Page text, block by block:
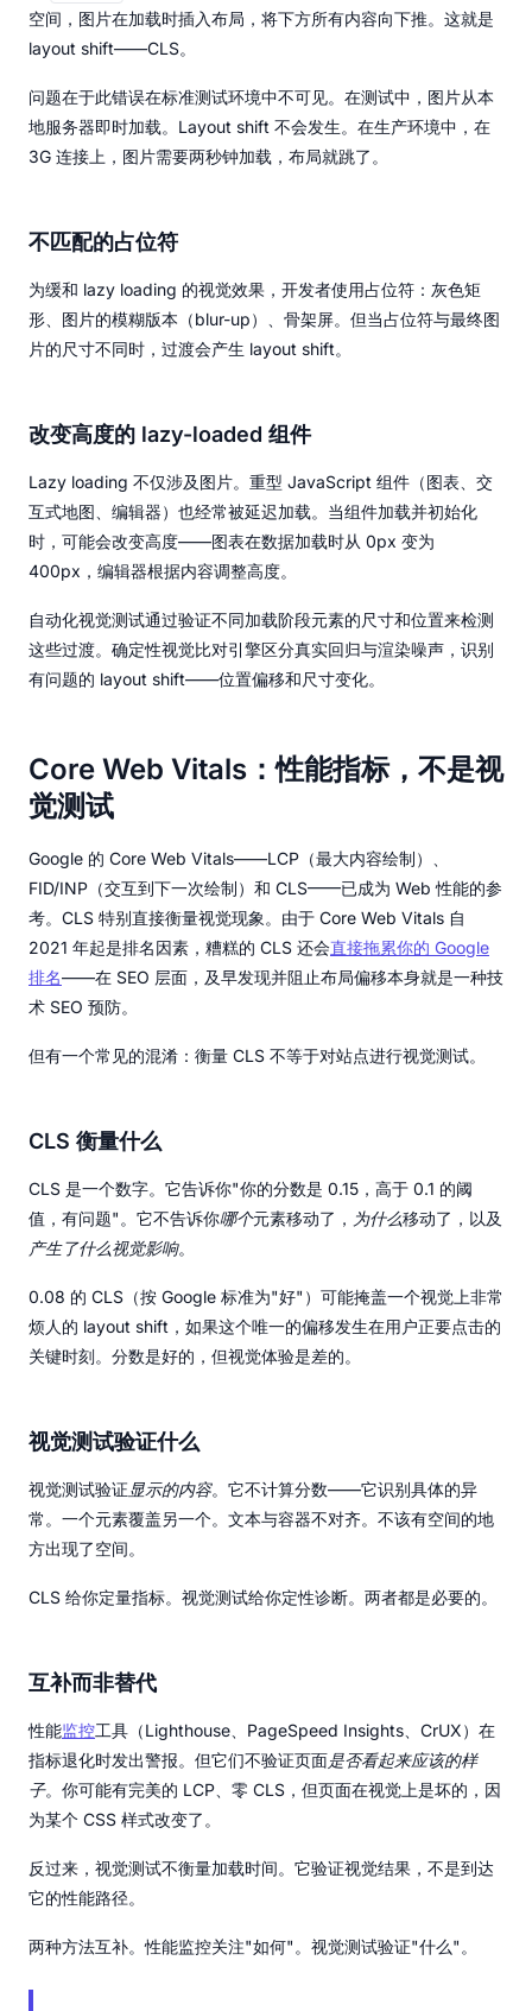
空间，图片在加载时插入布局，将下方所有内容向下推。这就是
layout shift——CLS。
问题在于此错误在标准测试环境中不可见。在测试中，图片从本
地服务器即时加载。Layout shift 不会发生。在生产环境中，在
3G 连接上，图片需要两秒钟加载，布局就跳了。
不匹配的占位符
为缓和 lazy loading 的视觉效果，开发者使用占位符：灰色矩
形、图片的模糊版本（blur-up）、骨架屏。但当占位符与最终图
片的尺寸不同时，过渡会产生 layout shift。
改变高度的 lazy-loaded 组件
Lazy loading 不仅涉及图片。重型 JavaScript 组件（图表、交
互式地图、编辑器）也经常被延迟加载。当组件加载并初始化
时，可能会改变高度——图表在数据加载时从 0px 变为
400px，编辑器根据内容调整高度。
自动化视觉测试通过验证不同加载阶段元素的尺寸和位置来检测
这些过渡。确定性视觉比对引擎区分真实回归与渲染噪声，识别
有问题的 layout shift——位置偏移和尺寸变化。
Core Web Vitals：性能指标，不是视
觉测试
Google 的 Core Web Vitals——LCP（最大内容绘制）、
FID/INP（交互到下一次绘制）和 CLS——已成为 Web 性能的参
考。CLS 特别直接衡量视觉现象。由于 Core Web Vitals 自
2021 年起是排名因素，糟糕的 CLS 还会直接拖累你的 Google
排名——在 SEO 层面，及早发现并阻止布局偏移本身就是一种技
术 SEO 预防。
但有一个常见的混淆：衡量 CLS 不等于对站点进行视觉测试。
CLS 衡量什么
CLS 是一个数字。它告诉你"你的分数是 0.15，高于 0.1 的阈
值，有问题"。它不告诉你哪个元素移动了， 为什么移动了，以及
产生了什么视觉影响。
0.08 的 CLS（按 Google 标准为"好"）可能掩盖一个视觉上非常
烦人的 layout shift，如果这个唯一的偏移发生在用户正要点击的
关键时刻。分数是好的，但视觉体验是差的。
视觉测试验证什么
视觉测试验证显示的内容。它不计算分数——它识别具体的异
常。一个元素覆盖另一个。文本与容器不对齐。不该有空间的地
方出现了空间。
CLS 给你定量指标。视觉测试给你定性诊断。两者都是必要的。
互补而非替代
性能监控工具（Lighthouse、PageSpeed Insights、CrUX）在
指标退化时发出警报。但它们不验证页面是否看起来应该的样
子。你可能有完美的 LCP、零 CLS，但页面在视觉上是坏的，因
为某个 CSS 样式改变了。
反过来，视觉测试不衡量加载时间。它验证视觉结果，不是到达
它的性能路径。
两种方法互补。性能监控关注"如何"。视觉测试验证"什么"。